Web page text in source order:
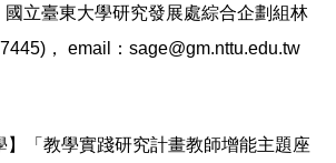
國立臺東大學研究發展處綜合企劃組林
， email：sage@gm.nttu.edu.tw
】「教學實踐研究計畫教師增能主題座